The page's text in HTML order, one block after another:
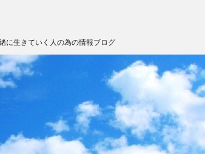
に生きていく人の為の情報ブログ